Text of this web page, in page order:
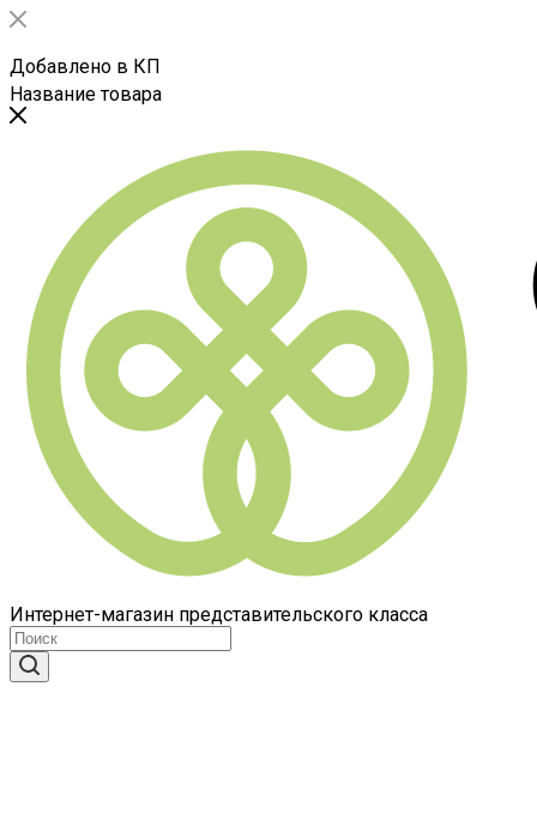
Добавлено в КП
Название товара
Интернет-магазин представительского класса